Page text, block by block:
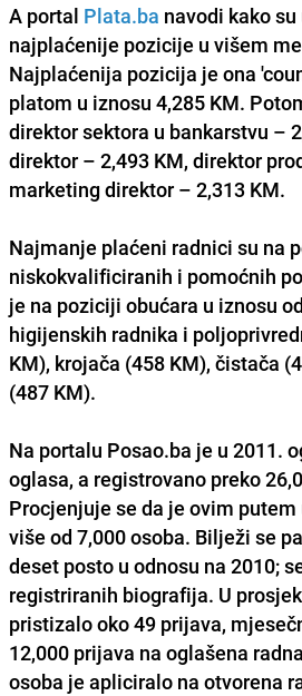
A portal Plata.ba navodi kako
najplaćenije pozicije u višem
Najplaćenija pozicija je ona
platom u iznosu 4,285 KM.
direktor sektora u bankarstvu –
direktor – 2,493 KM, direktor
marketing direktor – 2,313 KM.
Najmanje plaćeni radnici su na
niskokvalificiranih i pomoćnih
je na poziciji obućara u iznosu
higijenskih radnika i
KM), krojača (458 KM), čistača
(487 KM).
Na portalu Posao.ba je u 2011.
oglasa, a registrovano preko
Procjenjuje se da je ovim
više od 7,000 osoba. Bilježi se
deset posto u odnosu na 2010;
registriranih biografija. U
pristizalo oko 49 prijava,
12,000 prijava na oglašena
osoba je apliciralo na otvorena